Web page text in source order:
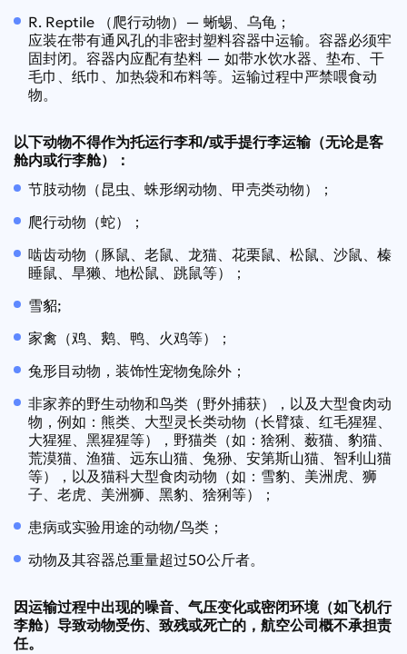
R. Reptile （爬行动物）— 蜥蜴、乌龟；
应装在带有通风孔的非密封塑料容器中运输。容器必须牢
固封闭。容器内应配有垫料 — 如带水饮水器、垫布、干
毛巾、纸巾、加热袋和布料等。运输过程中严禁喂食动
物。
以下动物不得作为托运行李和/或手提行李运输（无论是客
舱内或行李舱）：
节肢动物（昆虫、蛛形纲动物、甲壳类动物）；
爬行动物（蛇）；
啮齿动物（豚鼠、老鼠、龙猫、花栗鼠、松鼠、沙鼠、榛
睡鼠、旱獭、地松鼠、跳鼠等）；
雪貂;
家禽（鸡、鹅、鸭、火鸡等）；
兔形目动物，装饰性宠物兔除外；
非家养的野生动物和鸟类（野外捕获），以及大型食肉动
物，例如：熊类、大型灵长类动物（长臂猿、红毛猩猩、
大猩猩、黑猩猩等），野猫类（如：猞猁、薮猫、豹猫、
荒漠猫、渔猫、远东山猫、兔狲、安第斯山猫、智利山猫
等），以及猫科大型食肉动物（如：雪豹、美洲虎、狮
子、老虎、美洲狮、黑豹、猞猁等）；
患病或实验用途的动物/鸟类；
动物及其容器总重量超过50公斤者。
因运输过程中出现的噪音、气压变化或密闭环境（如飞机行
李舱）导致动物受伤、致残或死亡的，航空公司概不承担责
任。